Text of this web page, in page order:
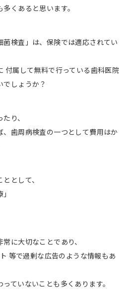
くあると思います。
菌検査」は、保険では適応されてい
付属して無料で行っている歯科医院
でしょうか？
り、
、歯周病検査の一つとして費用はか
として、
に大切なことであり、
等で過剰な広告のような情報もあ
ていないことも多くあります。